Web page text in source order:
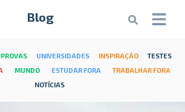
Blog
PROVAS UNIVERSIDADES INSPIRAÇÃO
TESTES
MUNDO ESTUDAR FORA
TRABALHAR FORA
NOTÍCIAS